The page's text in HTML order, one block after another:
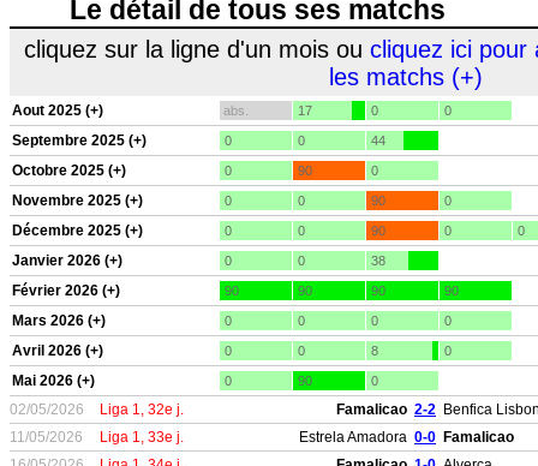
Le détail de tous ses matchs
cliquez sur la ligne d'un mois ou cliquez ici pour
les matchs (+)
Aout 2025 (+) abs. 17 0 0
Septembre 2025 (+) 0 0 44
Octobre 2025 (+) 0 90 0
Novembre 2025 (+) 0 0 90 0
Décembre 2025 (+) 0 0 90 0 0
Janvier 2026 (+) 0 0 38
Février 2026 (+) 90 90 90 90
Mars 2026 (+) 0 0 0 0
Avril 2026 (+) 0 0 8 0
Mai 2026 (+) 0 90 0
02/05/2026 Liga 1, 32e j. Famalicao 2-2 Benfica
11/05/2026
Liga 1, 33e j. Estrela Amadora 0-0 Famalicao